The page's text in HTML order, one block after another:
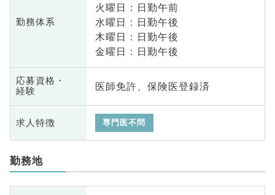
勤務体系
火曜日 : 日勤午前
水曜日 : 日勤午後
木曜日 : 日勤午後
金曜日 : 日勤午後
応募資格・
経験
医師免許、保険医登録済
求人特徴 専門医不問
勤務地